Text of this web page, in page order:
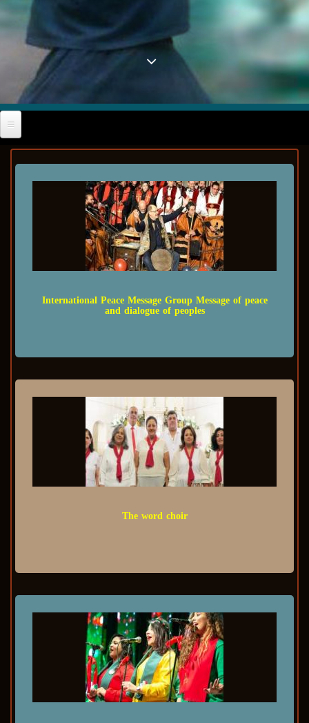
International Peace Message Group Message of peace
and dialogue of peoples
The word choir